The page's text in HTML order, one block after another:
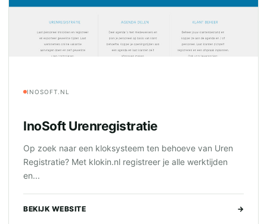
INOSOFT.NL
InoSoft Urenregistratie
Op zoek naar een kloksysteem ten behoeve van Uren
Registratie? Met klokin.nl registreer je alle werktijden
en...
BEKIJK WEBSITE →